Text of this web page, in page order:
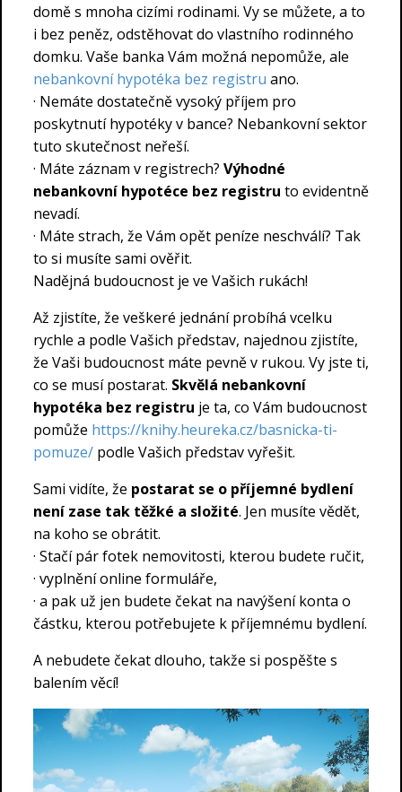
domě s mnoha cizími rodinami. Vy se můžete, a to
i bez peněz, odstěhovat do vlastního rodinného
domku. Vaše banka Vám možná nepomůže, ale
nebankovní hypotéka bez registru ano.
· Nemáte dostatečně vysoký příjem pro
poskytnutí hypotéky v bance? Nebankovní sektor
tuto skutečnost neřeší.
· Máte záznam v registrech? Výhodné
nebankovní hypotéce bez registru to evidentně
nevadí.
· Máte strach, že Vám opět peníze neschválí? Tak
to si musíte sami ověřit.
Nadějná budoucnost je ve Vašich rukách!
Až zjistíte, že veškeré jednání probíhá vcelku
rychle a podle Vašich představ, najednou zjistíte,
že Vaši budoucnost máte pevně v rukou. Vy jste ti,
co se musí postarat. Skvělá nebankovní
hypotéka bez registru je ta, co Vám budoucnost
pomůže https://knihy.heureka.cz/basnicka-ti-
pomuze/ podle Vašich představ vyřešit.
Sami vidíte, že postarat se o příjemné bydlení
není zase tak těžké a složité. Jen musíte vědět,
na koho se obrátit.
· Stačí pár fotek nemovitosti, kterou budete ručit,
· vyplnění online formuláře,
· a pak už jen budete čekat na navýšení konta o
částku, kterou potřebujete k příjemnému bydlení.
A nebudete čekat dlouho, takže si pospěšte s
balením věcí!